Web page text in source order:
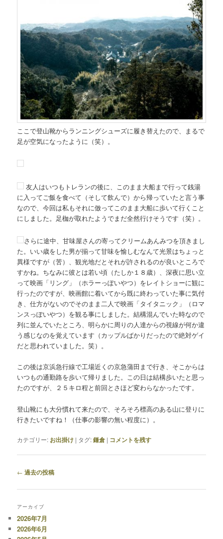
ここで登山靴からランニングシューズに履き替えたので、まるで
足が空気になったように（笑）。
友人はいつもトレランの後に、このまま大船まで行って銭湯
に入ってご飯を食べて（そして飲んで）から帰っていたと言う事
なので、今回は私もそれに倣ってこのまま大船に歩いて行くこと
にしました。足枷が取れたようでまだ全然行けそうです（笑）。
さらに途中、甘味屋さんの寄ってクリームあんみつを頂きまし
た。いい歳をした男が揃って甘味を愉しむなんて光景はちょっと
異様ですが（苦）、観光地だとそれが許されるのが良いところで
すかね。ちなみに彼とは若い頃（たしか１８歳）、深夜に思い立
って映画「リング」（ホラーっぽいやつ）をレイトショーに観に
行ったのですが、映画館に着いてから既に終わっていた事に気付
き、仕方がないのでそのまま二人で映画「タイタニック」（ロマ
ンスっぽいやつ）を観る事にしました。結構混んでいた時なので
列に並んでいたところ、明らかに周りの人達からの視線が何か違
う感じなのを覚えています（カップルばかりだったので絶対ゲイ
だと思われていました。笑）。
この後は京浜急行線で工場近くの京急蒲田まで行き、そこからは
いつもの通勤路を歩いて帰りました。この日は結構歩いたと思っ
たのですが、２５キロ程と前回とさほど変わらなかったです。
登山靴にも大分慣れて来たので、そろそろ標高のある山に登りに
行きたいですね！（仕事の影響の無い程度に）。
カテゴリー: お出掛け | タグ:鎌倉 | コメントを残す
投
ナ
ー
シ
← 過去の投稿
アーカイブ
2026年7月
2026年6月